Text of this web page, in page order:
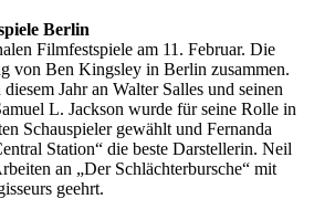
Berlin
Filmfestspiele am 11. Februar. Die
von Ben Kingsley in Berlin zusammen.
Jahr an Walter Salles und seinen
L. Jackson wurde für seine Rolle in
Schauspieler gewählt und Fernanda
Station“ die beste Darstellerin. Neil
an „Der Schlächterbursche“ mit
geehrt.